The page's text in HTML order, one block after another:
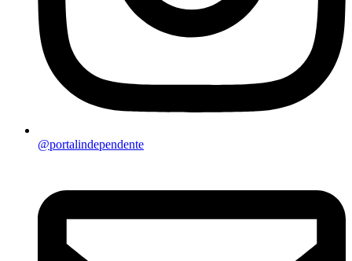
@portalindependente